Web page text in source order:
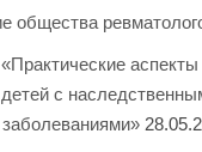
общества
с